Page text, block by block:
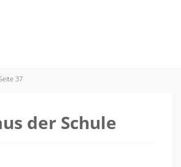
37
der Schule